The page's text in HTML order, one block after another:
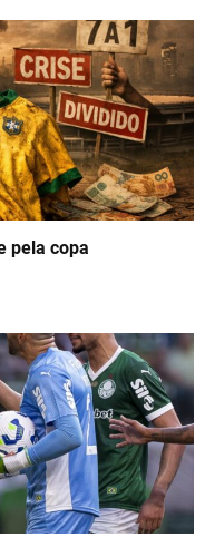
pela copa